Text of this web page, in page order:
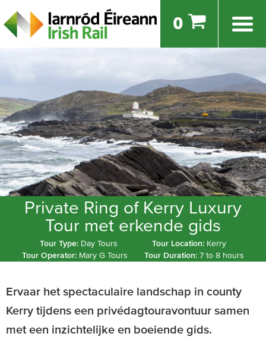
0
Private Ring of Kerry Luxury
Tour met erkende gids
Tour Type: Day Tours Tour Location: Kerry
Tour Operator: Mary G Tours Tour Duration: 7 to 8 hours
Ervaar het spectaculaire landschap in county
Kerry tijdens een privédagtouravontuur samen
met een inzichtelijke en boeiende gids.